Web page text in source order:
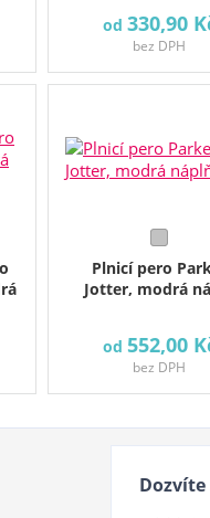
od 330,90
bez DPH
Plnicí pero
Jotter, modrá
od 552,00
bez DPH